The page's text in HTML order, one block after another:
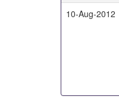
10-Aug-2012